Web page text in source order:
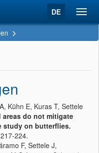
DE
Kühn E, Kuras T, Settele
areas do not mitigate
study on butterflies.
224.
F, Settele J,